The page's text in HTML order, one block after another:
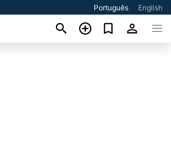
Português English